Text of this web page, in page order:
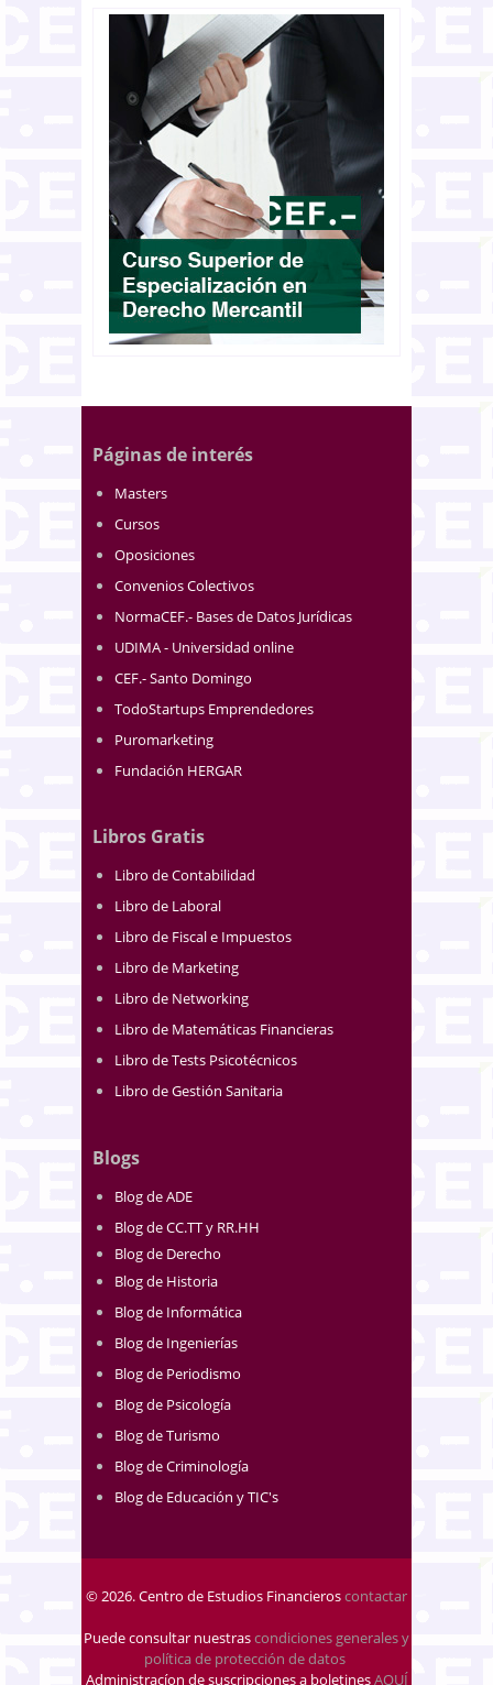
Páginas de interés
Masters
Cursos
Oposiciones
Convenios Colectivos
NormaCEF.- Bases de Datos Jurídicas
UDIMA - Universidad online
CEF.- Santo Domingo
TodoStartups Emprendedores
Puromarketing
Fundación HERGAR
Libros Gratis
Libro de Contabilidad
Libro de Laboral
Libro de Fiscal e Impuestos
Libro de Marketing
Libro de Networking
Libro de Matemáticas Financieras
Libro de Tests Psicotécnicos
Libro de Gestión Sanitaria
Blogs
Blog de ADE
Blog de CC.TT y RR.HH
Blog de Derecho
Blog de Historia
Blog de Informática
Blog de Ingenierías
Blog de Periodismo
Blog de Psicología
Blog de Turismo
Blog de Criminología
Blog de Educación y TIC's
© 2026. Centro de Estudios Financieroscontactar
Puede consultar nuestrascondiciones generales y
política de protección de datos
Administracíon de suscripciones a boletinesAQUÍ